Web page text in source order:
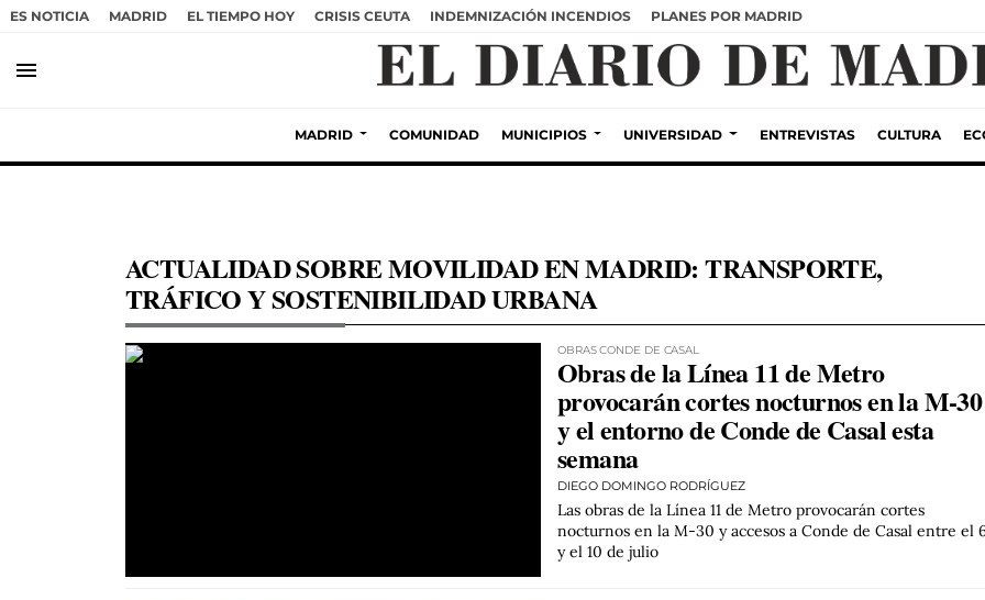
ES NOTICIA MADRID EL TIEMPO HOY CRISIS CEUTA INDEMNIZACIÓN INCENDIOS PLANES POR MADRID
menu
MADRID COMUNIDAD MUNICIPIOS UNIVERSIDAD ENTREVISTAS CULTURA
ACTUALIDAD SOBRE MOVILIDAD EN MADRID: TRANSPORTE,
TRÁFICO Y SOSTENIBILIDAD URBANA
OBRAS CONDE DE CASAL
Obras de la Línea 11 de Metro
provocarán cortes nocturnos en la M-30
y el entorno de Conde de Casal esta
semana
DIEGO DOMINGO RODRÍGUEZ
Las obras de la Línea 11 de Metro provocarán cortes
nocturnos en la M-30 y accesos a Conde de Casal entre el
y el 10 de julio